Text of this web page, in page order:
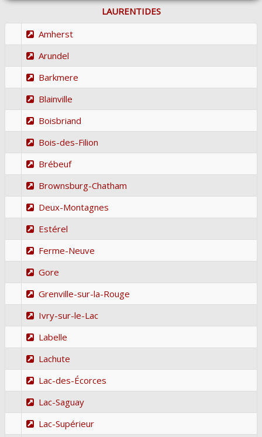
LAURENTIDES
Amherst
Arundel
Barkmere
Blainville
Boisbriand
Bois-des-Filion
Brébeuf
Brownsburg-Chatham
Deux-Montagnes
Estérel
Ferme-Neuve
Gore
Grenville-sur-la-Rouge
Ivry-sur-le-Lac
Labelle
Lachute
Lac-des-Écorces
Lac-Saguay
Lac-Supérieur